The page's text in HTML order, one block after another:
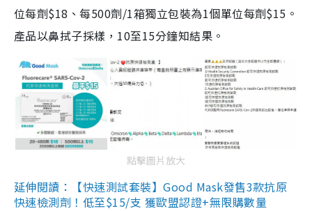
位每劑$18、每500劑/1箱獨立包裝為1個單位每劑$15。
產品以鼻拭子採樣，10至15分鐘知結果。
點擊圖片放大
延伸閱讀：【快速測試套裝】Good Mask發售3款抗原
快速檢測劑！低至$15/支 獲歐盟認證+無限購數量